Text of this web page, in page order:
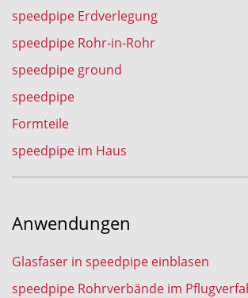
speedpipe Erdverlegung
speedpipe Rohr-in-Rohr
speedpipe ground
speedpipe
Formteile
speedpipe im Haus
Anwendungen
Glasfaser in speedpipe einblasen
speedpipe Rohrverbände im